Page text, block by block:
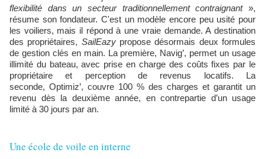
flexibilité dans un secteur traditionnellement contraignant »,
résume son fondateur. C'est un modèle encore peu usité pour
les voiliers, mais il répond à une vraie demande. A destination
des propriétaires, SailEazy propose désormais deux formules
de gestion clés en main. La première, Navig’, permet un usage
illimité du bateau, avec prise en charge des coûts fixes par le
propriétaire et perception de revenus locatifs. La
seconde, Optimiz’, couvre 100 % des charges et garantit un
revenu dès la deuxième année, en contrepartie d’un usage
limité à 30 jours par an.
Une école de voile en interne